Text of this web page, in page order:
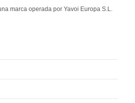
marca operada por Yavoi Europa S.L.